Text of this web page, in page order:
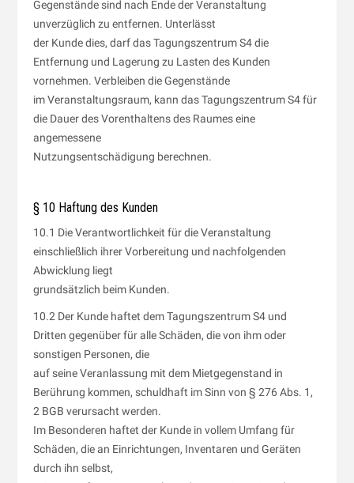
Gegenstände sind nach Ende der Veranstaltung
unverzüglich zu entfernen. Unterlässt
der Kunde dies, darf das Tagungszentrum S4 die
Entfernung und Lagerung zu Lasten des Kunden
vornehmen. Verbleiben die Gegenstände
im Veranstaltungsraum, kann das Tagungszentrum S4 für
die Dauer des Vorenthaltens des Raumes eine
angemessene
Nutzungsentschädigung berechnen.
§ 10 Haftung des Kunden
10.1 Die Verantwortlichkeit für die Veranstaltung
einschließlich ihrer Vorbereitung und nachfolgenden
Abwicklung liegt
grundsätzlich beim Kunden.
10.2 Der Kunde haftet dem Tagungszentrum S4 und
Dritten gegenüber für alle Schäden, die von ihm oder
sonstigen Personen, die
auf seine Veranlassung mit dem Mietgegenstand in
Berührung kommen, schuldhaft im Sinn von § 276 Abs. 1,
2 BGB verursacht werden.
Im Besonderen haftet der Kunde in vollem Umfang für
Schäden, die an Einrichtungen, Inventaren und Geräten
durch ihn selbst,